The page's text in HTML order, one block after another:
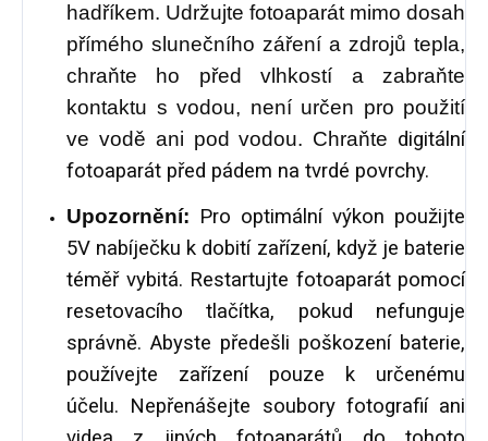
hadříkem. Udržujte fotoaparát mimo dosah
přímého slunečního záření a zdrojů tepla,
chraňte ho před vlhkostí a zabraňte
kontaktu s vodou, není určen pro použití
ve vodě ani pod vodou. Chraňte digitální
fotoaparát před pádem na tvrdé povrchy.
Upozornění: Pro optimální výkon použijte
5V nabíječku k dobití zařízení, když je baterie
téměř vybitá. Restartujte fotoaparát pomocí
resetovacího tlačítka, pokud nefunguje
správně. Abyste předešli poškození baterie,
používejte zařízení pouze k určenému
účelu. Nepřenášejte soubory fotografií ani